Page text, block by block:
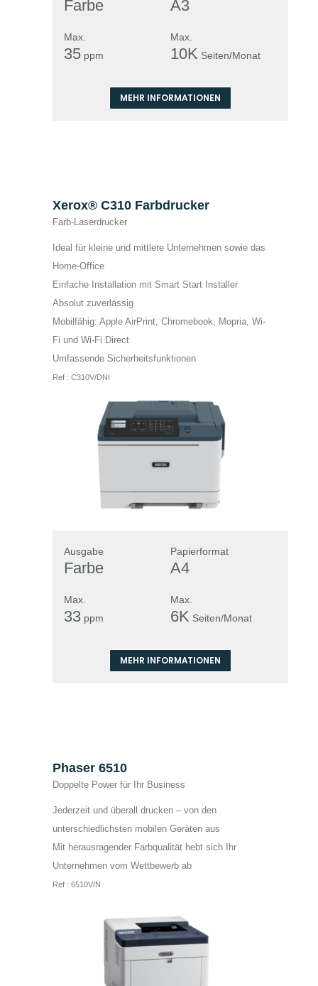
Farbe A3
Max.
35 ppm
Max.
10K Seiten/Monat
MEHR INFORMATIONEN
Xerox® C310 Farbdrucker
Farb-Laserdrucker
Ideal für kleine und mittlere Unternehmen sowie das
Home-Office
Einfache Installation mit Smart Start Installer
Absolut zuverlässig
Mobilfähig: Apple AirPrint, Chromebook, Mopria, Wi-
Fi und Wi-Fi Direct
Umfassende Sicherheitsfunktionen
Ref : C310V/DNI
Ausgabe
Farbe
Papierformat
A4
Max.
33 ppm
Max.
6K Seiten/Monat
MEHR INFORMATIONEN
Phaser 6510
Doppelte Power für Ihr Business
Jederzeit und überall drucken – von den
unterschiedlichsten mobilen Geräten aus
Mit herausragender Farbqualität hebt sich Ihr
Unternehmen vom Wettbewerb ab
Ref : 6510V/N